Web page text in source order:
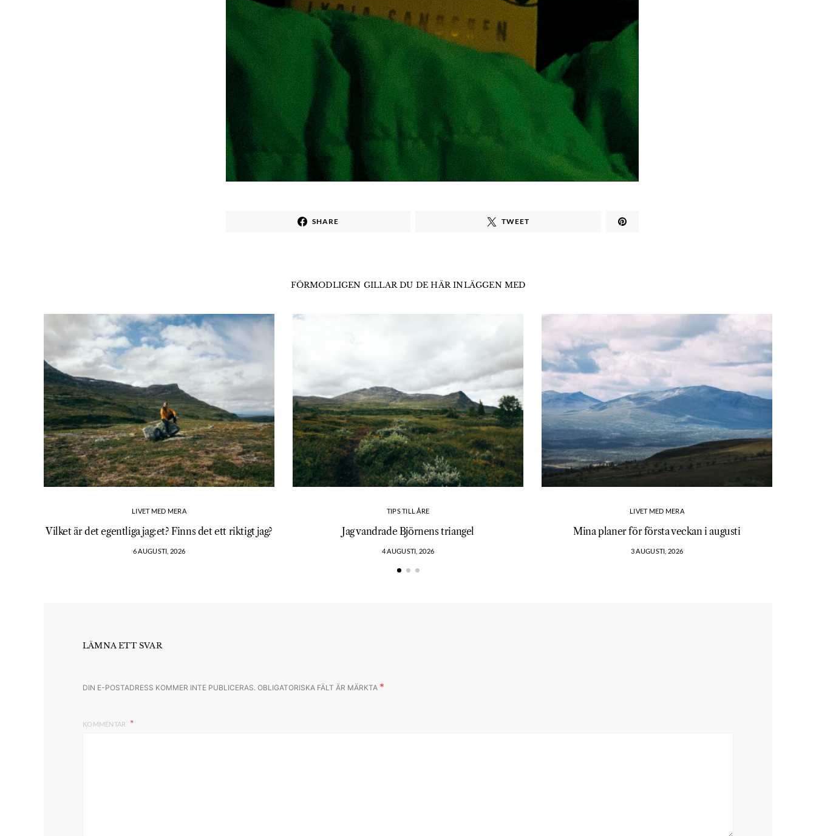
SHARE TWEET
FÖRMODLIGEN GILLAR DU DE HÄR INLÄGGEN MED
LIVET MED MERA
Vilket är det egentliga jag:et? Finns det ett riktigt jag?
6 AUGUSTI, 2026
TIPS TILL ÅRE
Jag vandrade Björnens triangel
4 AUGUSTI, 2026
LIVET MED MERA
Mina planer för första veckan i augusti
3 AUGUSTI, 2026
LÄMNA ETT SVAR
DIN E-POSTADRESS KOMMER INTE PUBLICERAS. OBLIGATORISKA FÄLT ÄR MÄRKTA *
KOMMENTAR